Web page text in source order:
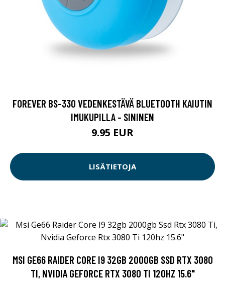
FOREVER BS-330 VEDENKESTÄVÄ BLUETOOTH KAIUTIN
IMUKUPILLA - SININEN
9.95 EUR
LISÄTIETOJA
MSI GE66 RAIDER CORE I9 32GB 2000GB SSD RTX 3080
TI, NVIDIA GEFORCE RTX 3080 TI 120HZ 15.6"